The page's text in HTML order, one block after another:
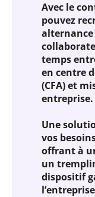
Avec le
pouvez
temps
en centre
(CFA) et
entreprise.
Une
vos
offrant à
un
dispositif